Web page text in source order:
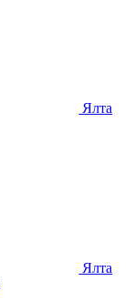
Ялта
Ялта